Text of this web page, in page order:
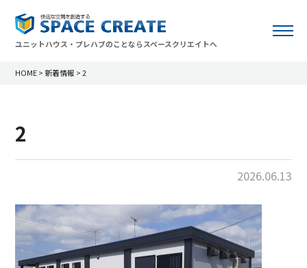
ユニットハウス・プレハブのことならスペースクリエイトへ
HOME > 新着情報 >2
2
2026.06.13